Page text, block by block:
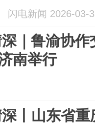
闪电新闻 2026-03-
｜鲁渝协
南举行
丨山东省